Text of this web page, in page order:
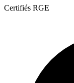
Certifiés RGE